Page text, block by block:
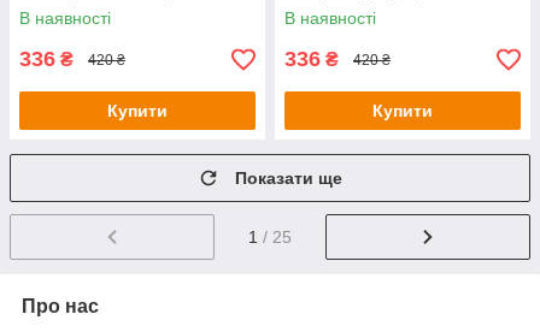
В наявності
336 ₴ 420 ₴
Купити
В наявності
336 ₴ 420 ₴
Купити
Показати ще
1 / 25
Про нас